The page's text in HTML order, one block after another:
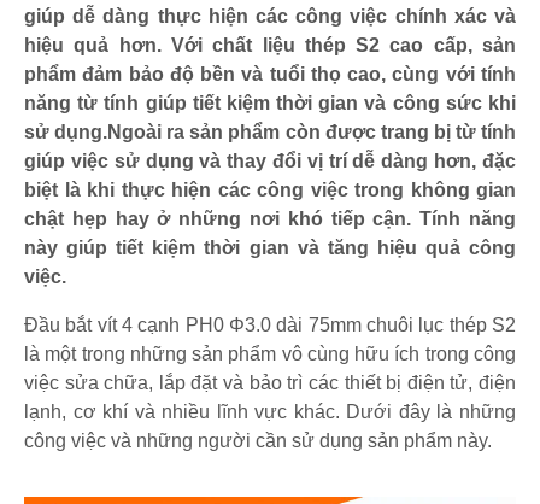
giúp dễ dàng thực hiện các công việc chính xác và
hiệu quả hơn. Với chất liệu thép S2 cao cấp, sản
phẩm đảm bảo độ bền và tuổi thọ cao, cùng với tính
năng từ tính giúp tiết kiệm thời gian và công sức khi
sử dụng.Ngoài ra sản phẩm còn được trang bị từ tính
giúp việc sử dụng và thay đổi vị trí dễ dàng hơn, đặc
biệt là khi thực hiện các công việc trong không gian
chật hẹp hay ở những nơi khó tiếp cận. Tính năng
này giúp tiết kiệm thời gian và tăng hiệu quả công
việc.
Đầu bắt vít 4 cạnh PH0 Φ3.0 dài 75mm chuôi lục thép S2
là một trong những sản phẩm vô cùng hữu ích trong công
việc sửa chữa, lắp đặt và bảo trì các thiết bị điện tử, điện
lạnh, cơ khí và nhiều lĩnh vực khác. Dưới đây là những
công việc và những người cần sử dụng sản phẩm này.